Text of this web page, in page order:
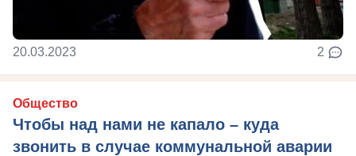
20.03.2023 2
Общество
Чтобы над нами не капало – куда
звонить в случае коммунальной аварии